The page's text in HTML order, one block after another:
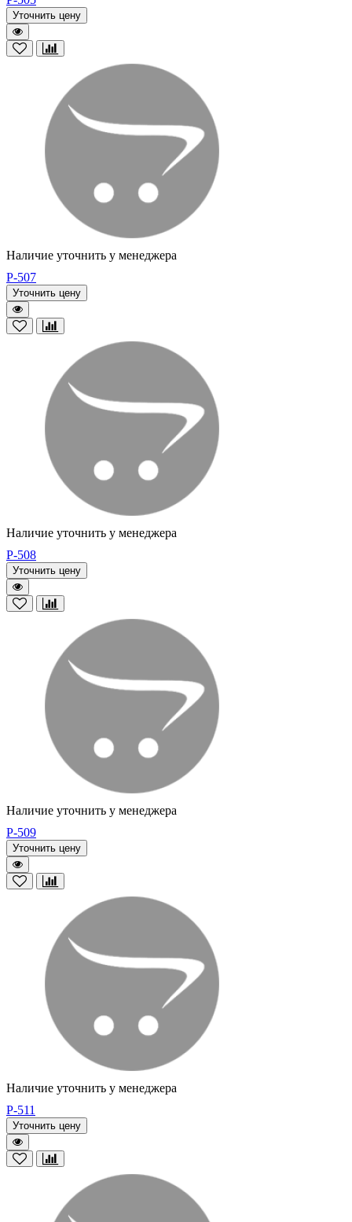
Уточнить цену
Наличие уточнить у менеджера
P-507
Уточнить цену
Наличие уточнить у менеджера
P-508
Уточнить цену
Наличие уточнить у менеджера
P-509
Уточнить цену
Наличие уточнить у менеджера
P-511
Уточнить цену